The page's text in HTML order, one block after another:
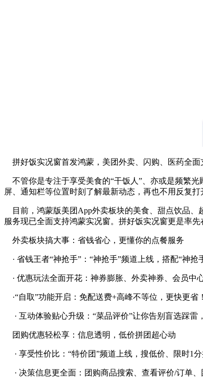
拼好饭实况窗首发鸿蒙，美团外卖、闪购、医药全面
不管你是专注于享受美食的“干饭人”、亦或是频繁
屏、通知栏等位置时刻了解最新动态，再也不用反复打
目前，鸿蒙版美团App外卖板块的美食、甜点饮品、
服务现已全面支持鸿蒙实况窗。拼好饭实况窗更是率
外卖板块搞大事：省钱省心，更懂你的点餐服务
· 省钱王者“神抢手”：“神抢手”频道上线，搭配“神抢
· 优惠玩法全面开花：神券膨胀、外卖神券、会员中
·“自取”功能开启：免配送费+高峰不等位，更快更省！
· 互动体验贴心升级：“菜品评价”让你告别盲选踩雷
团购优惠轻松享：信息透明，低价拼团超心动
· 享受性价比：“特价团”频道上线，搜低价、限时1
· 决策信息更全面：团购商品搜索、查看评价/订单